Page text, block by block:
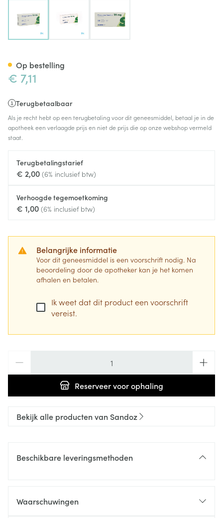
€ 7,11
Terugbetaalbaar
Als je recht hebt op een terugbetaling voor dit geneesmiddel, betaal je in de
apotheek een verlaagde prijs en niet de prijs die op onze webshop vermeld
staat.
Terugbetalingstarief
€ 2,00 (6% inclusief btw)
Verhoogde tegemoetkoming
€ 1,00 (6% inclusief btw)
Belangrijke informatie
Voor dit geneesmiddel is een voorschrift nodig. Na
beoordeling door de apotheker kan je het komen
afhalen en betalen.
Ik weet dat dit product een voorschrift
vereist.
Reserveervoor ophaling
Op bestelling
Bekijk alle producten van Sandoz
Beschikbare leveringsmethoden
Waarschuwingen